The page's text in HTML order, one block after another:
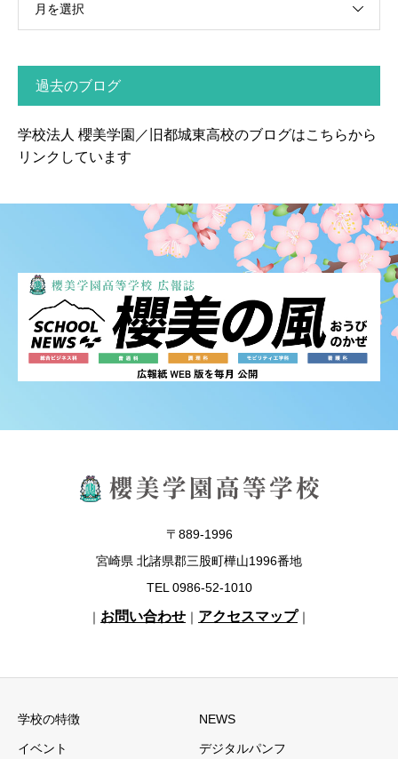
月を選択
過去のブログ
学校法人 櫻美学園／旧都城東高校のブログはこちらから
リンクしています
〒889-1996
宮崎県 北諸県郡三股町樺山1996番地
TEL 0986-52-1010
｜ お問い合わせ ｜ アクセスマップ｜
学校の特徴 NEWS
イベント デジタルパンフ